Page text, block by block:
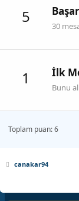
5
30
1 İlk
Bunu
Toplam puan: 6
canakar94